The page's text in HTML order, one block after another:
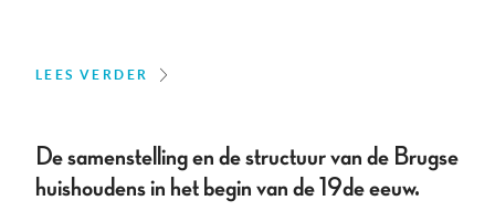
LEES VERDER
De samenstelling en de structuur van de Brugse
huishoudens in het begin van de 19de eeuw.